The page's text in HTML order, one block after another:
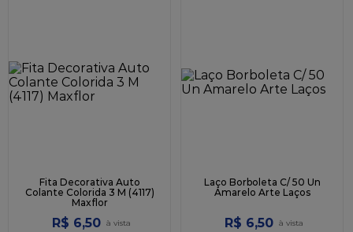
Fita Decorativa Auto
Colante Colorida 3 M (4117)
Maxflor
R$ 6,50
Laço Borboleta C/ 50 Un
Amarelo Arte Laços
R$ 6,50